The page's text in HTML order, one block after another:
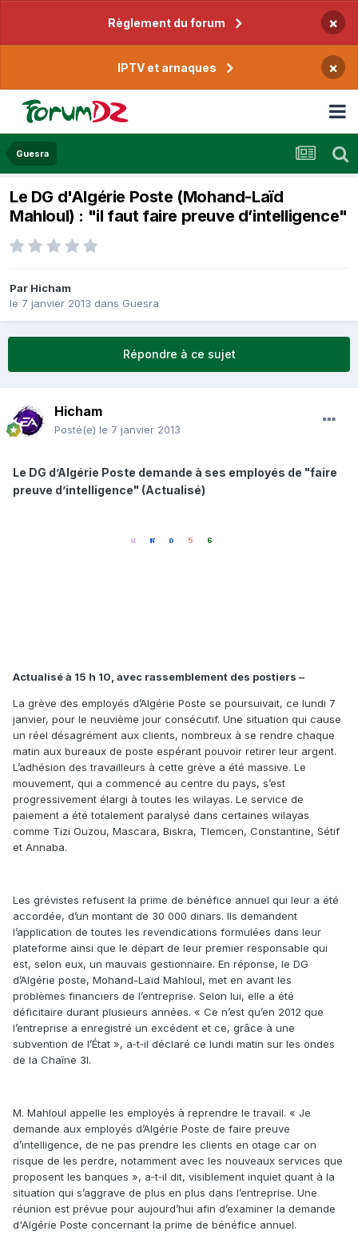
Règlement du forum ×
IPTV et arnaques ×
Guesra
Le DG d'Algérie Poste (Mohand-Laïd
Mahloul) : "il faut faire preuve d’intelligence"
Par Hicham
le 7 janvier 2013 dans Guesra
Répondre à ce sujet
Hicham
Posté(e) le 7 janvier 2013
Le DG d’Algérie Poste demande à ses employés de "faire
preuve d’intelligence" (Actualisé)
Actualisé à 15 h 10, avec rassemblement des postiers –
La grève des employés d’Algérie Poste se poursuivait, ce lundi 7
janvier, pour le neuvième jour consécutif. Une situation qui cause
un réel désagrément aux clients, nombreux à se rendre chaque
matin aux bureaux de poste espérant pouvoir retirer leur argent.
L’adhésion des travailleurs à cette grève a été massive. Le
mouvement, qui a commencé au centre du pays, s’est
progressivement élargi à toutes les wilayas. Le service de
paiement a été totalement paralysé dans certaines wilayas
comme Tizi Ouzou, Mascara, Biskra, Tlemcen, Constantine, Sétif
et Annaba.
Les grévistes refusent la prime de bénéfice annuel qui leur a été
accordée, d’un montant de 30 000 dinars. Ils demandent
l’application de toutes les revendications formulées dans leur
plateforme ainsi que le départ de leur premier responsable qui
est, selon eux, un mauvais gestionnaire. En réponse, le DG
d’Algérie poste, Mohand-Laïd Mahloul, met en avant les
problèmes financiers de l’entreprise. Selon lui, elle a été
déficitaire durant plusieurs années. « Ce n’est qu’en 2012 que
l’entreprise a enregistré un excédent et ce, grâce à une
subvention de l’État », a‑t‑il déclaré ce lundi matin sur les ondes
de la Chaîne 3I.
M. Mahloul appelle les employés à reprendre le travail. « Je
demande aux employés d’Algérie Poste de faire preuve
d’intelligence, de ne pas prendre les clients en otage car on
risque de les perdre, notamment avec les nouveaux services que
proposent les banques », a‑t‑il dit, visiblement inquiet quant à la
situation qui s’aggrave de plus en plus dans l’entreprise. Une
réunion est prévue pour aujourd’hui afin d’examiner la demande
d'Algérie Poste concernant la prime de bénéfice annuel.